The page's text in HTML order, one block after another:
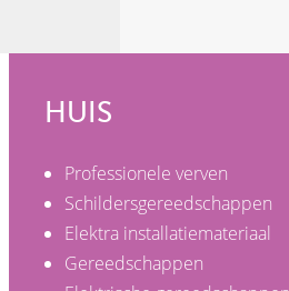
HUIS
Professionele verven
Schildersgereedschappen
Elektra installatiemateriaal
Gereedschappen